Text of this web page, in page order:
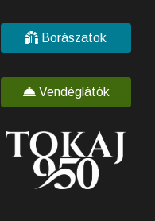
Borászatok
Vendéglátók